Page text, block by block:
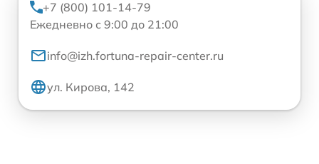
+7 (800) 101-14-79
Ежедневно с 9:00 до 21:00
info@izh.fortuna-repair-center.ru
ул. Кирова, 142